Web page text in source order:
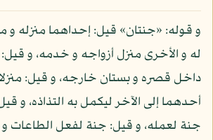
و قوله: «جنتان» قيل: إحداهما منزله و
له و الأخرى منزل أزواجه و خدمه، و
داخل قصره و بستان خارجه، و قيل:
أحدهما إلى الآخر ليكمل به التذاذه، و
جنة لعمله، و قيل: جنة لفعل الطاعات